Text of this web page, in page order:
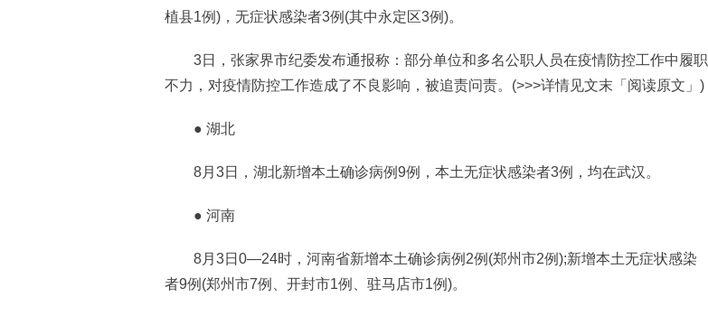
植县1例)，无症状感染者3例(其中永定区3例)。
3日，张家界市纪委发布通报称：部分单位和多名公职人员在疫情防控工作中履职
不力，对疫情防控工作造成了不良影响，被追责问责。(>>>详情见文末「阅读原文」)
● 湖北
8月3日，湖北新增本土确诊病例9例，本土无症状感染者3例，均在武汉。
● 河南
8月3日0—24时，河南省新增本土确诊病例2例(郑州市2例);新增本土无症状感染
者9例(郑州市7例、开封市1例、驻马店市1例)。